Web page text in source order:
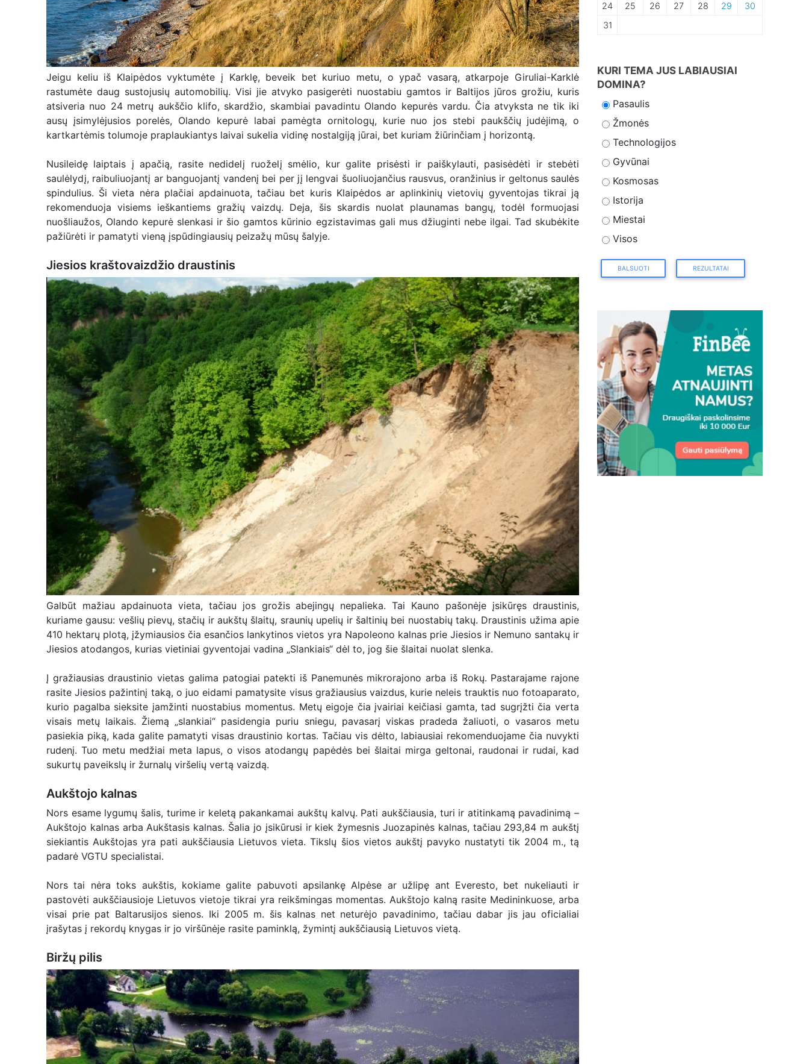
Jeigu keliu iš Klaipėdos vyktumėte į Karklę, beveik bet kuriuo metu, o ypač vasarą, atkarpoje Giruliai-Karklė
rastumėte daug sustojusių automobilių. Visi jie atvyko pasigerėti nuostabiu gamtos ir Baltijos jūros grožiu, kuris
atsiveria nuo 24 metrų aukščio klifo, skardžio, skambiai pavadintu Olando kepurės vardu. Čia atvyksta ne tik iki
ausų įsimylėjusios porelės, Olando kepurė labai pamėgta ornitologų, kurie nuo jos stebi paukščių judėjimą, o
kartkartėmis tolumoje praplaukiantys laivai sukelia vidinę nostalgiją jūrai, bet kuriam žiūrinčiam į horizontą.
Nusileidę laiptais į apačią, rasite nedidelį ruoželį smėlio, kur galite prisėsti ir paiškylauti, pasisėdėti ir stebėti
saulėlydį, raibuliuojantį ar banguojantį vandenį bei per jį lengvai šuoliuojančius rausvus, oranžinius ir geltonus saulės
spindulius. Ši vieta nėra plačiai apdainuota, tačiau bet kuris Klaipėdos ar aplinkinių vietovių gyventojas tikrai ją
rekomenduoja visiems ieškantiems gražių vaizdų. Deja, šis skardis nuolat plaunamas bangų, todėl formuojasi
nuošliaužos, Olando kepurė slenkasi ir šio gamtos kūrinio egzistavimas gali mus džiuginti nebe ilgai. Tad skubėkite
pažiūrėti ir pamatyti vieną įspūdingiausių peizažų mūsų šalyje.
Jiesios kraštovaizdžio draustinis
Galbūt mažiau apdainuota vieta, tačiau jos grožis abejingų nepalieka. Tai Kauno pašonėje įsikūręs draustinis,
kuriame gausu: vešlių pievų, stačių ir aukštų šlaitų, sraunių upelių ir šaltinių bei nuostabių takų. Draustinis užima apie
410 hektarų plotą, įžymiausios čia esančios lankytinos vietos yra Napoleono kalnas prie Jiesios ir Nemuno santakų ir
Jiesios atodangos, kurias vietiniai gyventojai vadina „Slankiais“ dėl to, jog šie šlaitai nuolat slenka.
Į gražiausias draustinio vietas galima patogiai patekti iš Panemunės mikrorajono arba iš Rokų. Pastarajame rajone
rasite Jiesios pažintinį taką, o juo eidami pamatysite visus gražiausius vaizdus, kurie neleis trauktis nuo fotoaparato,
kurio pagalba sieksite įamžinti nuostabius momentus. Metų eigoje čia įvairiai keičiasi gamta, tad sugrįžti čia verta
visais metų laikais. Žiemą „slankiai“ pasidengia puriu sniegu, pavasarį viskas pradeda žaliuoti, o vasaros metu
pasiekia piką, kada galite pamatyti visas draustinio kortas. Tačiau vis dėlto, labiausiai rekomenduojame čia nuvykti
rudenį. Tuo metu medžiai meta lapus, o visos atodangų papėdės bei šlaitai mirga geltonai, raudonai ir rudai, kad
sukurtų paveikslų ir žurnalų viršelių vertą vaizdą.
Aukštojo kalnas
Nors esame lygumų šalis, turime ir keletą pakankamai aukštų kalvų. Pati aukščiausia, turi ir atitinkamą pavadinimą –
Aukštojo kalnas arba Aukštasis kalnas. Šalia jo įsikūrusi ir kiek žymesnis Juozapinės kalnas, tačiau 293,84 m aukštį
siekiantis Aukštojas yra pati aukščiausia Lietuvos vieta. Tikslų šios vietos aukštį pavyko nustatyti tik 2004 m., tą
padarė VGTU specialistai.
Nors tai nėra toks aukštis, kokiame galite pabuvoti apsilankę Alpėse ar užlipę ant Everesto, bet nukeliauti ir
pastovėti aukščiausioje Lietuvos vietoje tikrai yra reikšmingas momentas. Aukštojo kalną rasite Medininkuose, arba
visai prie pat Baltarusijos sienos. Iki 2005 m. šis kalnas net neturėjo pavadinimo, tačiau dabar jis jau oficialiai
įrašytas į rekordų knygas ir jo viršūnėje rasite paminklą, žymintį aukščiausią Lietuvos vietą.
Biržų pilis
24
25 26 27 28 29
30
31
KURI TEMA JUS LABIAUSIAI
DOMINA?
Pasaulis
Žmonės
Technologijos
Gyvūnai
Kosmosas
Istorija
Miestai
Visos
BALSUOTI REZULTATAI